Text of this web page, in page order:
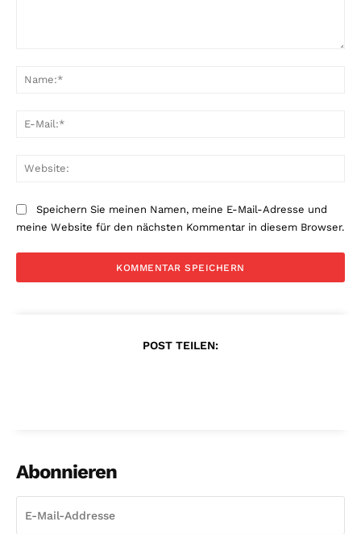
Speichern Sie meinen Namen, meine E-Mail-Adresse und
meine Website für den nächsten Kommentar in diesem Browser.
POST TEILEN:
Abonnieren